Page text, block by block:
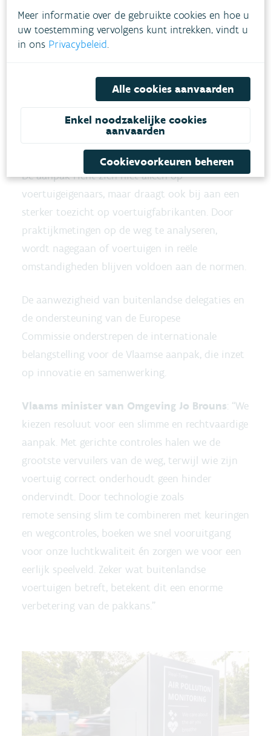
Signaal naar fabrikanten en
internationale
samenwerking
De aanpak richt zich niet alleen op
voertuigeigenaars, maar draagt ook bij aan een
sterker toezicht op voertuigfabrikanten. Door
praktijkmetingen op de weg te analyseren,
wordt nagegaan of voertuigen in reële
omstandigheden blijven voldoen aan de normen.
De aanwezigheid van buitenlandse delegaties en
de ondersteuning van de Europese
Commissie onderstrepen de internationale
belangstelling voor de Vlaamse aanpak, die inzet
op innovatie en samenwerking.
Vlaams minister van Omgeving Jo Brouns: “We
kiezen resoluut voor een slimme en rechtvaardige
aanpak. Met gerichte controles halen we de
grootste vervuilers van de weg, terwijl wie zijn
voertuig correct onderhoudt geen hinder
ondervindt. Door technologie zoals
remote sensing slim te combineren met keuringen
en wegcontroles, boeken we snel vooruitgang
voor onze luchtkwaliteit én zorgen we voor een
eerlijk speelveld. Zeker wat buitenlandse
voertuigen betreft, betekent dit een enorme
verbetering van de pakkans.”
Meer informatie over de gebruikte cookies en hoe u
uw toestemming vervolgens kunt intrekken, vindt u
in ons Privacybeleid.
Alle cookies aanvaarden
Enkel noodzakelijke cookies
aanvaarden
Cookievoorkeuren beheren